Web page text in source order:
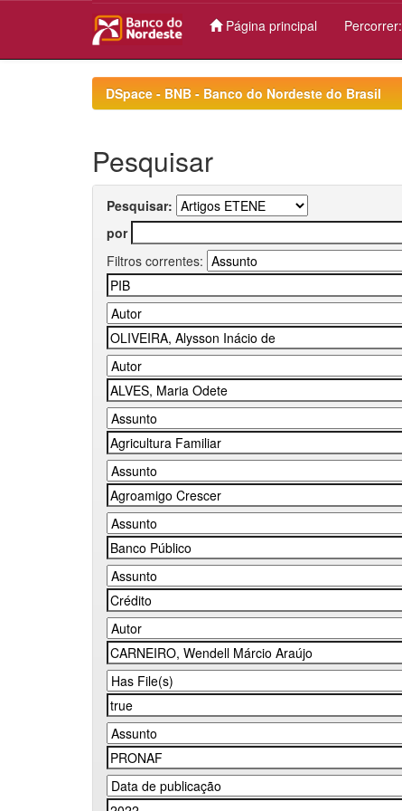
Página principal Percorrer:
DSpace - BNB - Banco do Nordeste do Brasil
Pesquisar
Pesquisar:
por
Filtros correntes: